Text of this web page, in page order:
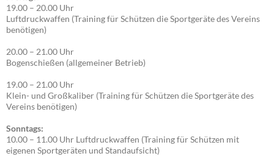
19.00 – 20.00 Uhr
Luftdruckwaffen (Training für Schützen die Sportgeräte des Vereins
benötigen)
20.00 – 21.00 Uhr
Bogenschießen (allgemeiner Betrieb)
19.00 – 21.00 Uhr
Klein- und Großkaliber (Training für Schützen die Sportgeräte des
Vereins benötigen)
Sonntags:
10.00 – 11.00 Uhr Luftdruckwaffen (Training für Schützen mit
eigenen Sportgeräten und Standaufsicht)